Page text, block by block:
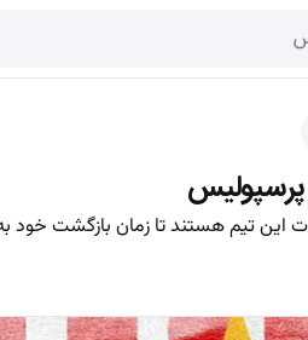
پرسپولیس
این تیم هستند تا زمان بازگشت خود